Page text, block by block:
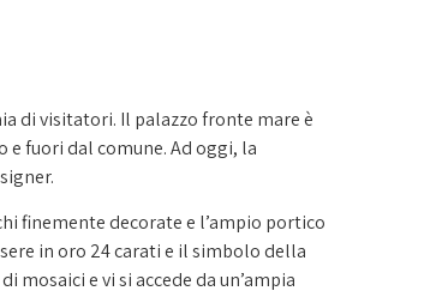
di visitatori. Il palazzo fronte mare è
fuori dal comune. Ad oggi, la
finemente decorate e l’ampio portico
in oro 24 carati e il simbolo della
e vi si accede da un’ampia